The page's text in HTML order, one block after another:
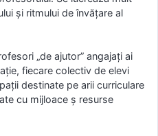
și ritmului de învățare al
„de ajutor” angajați ai
fiecare colectiv de elevi
destinate pe arii curriculare
cu mijloace ș resurse